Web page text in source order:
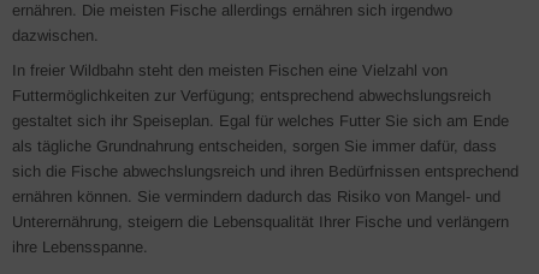
ernähren. Die meisten Fische allerdings ernähren sich irgendwo
dazwischen.
In freier Wildbahn steht den meisten Fischen eine Vielzahl von
Futtermöglichkeiten zur Verfügung; entsprechend abwechslungsreich
gestaltet sich ihr Speiseplan. Egal für welches Futter Sie sich am Ende
als tägliche Grundnahrung entscheiden, sorgen Sie immer dafür, dass
sich die Fische abwechslungsreich und ihren Bedürfnissen entsprechend
ernähren können. Sie vermindern dadurch das Risiko von Mangel- und
Unterernährung, steigern die Lebensqualität Ihrer Fische und verlängern
ihre Lebensspanne.